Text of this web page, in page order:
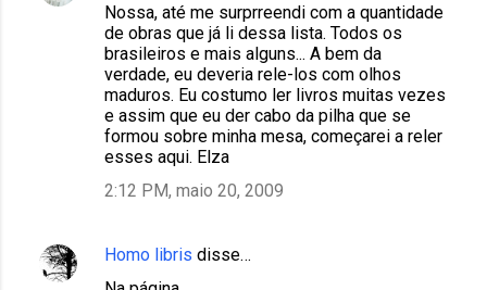
Nossa, até me surprreendi com a quantidade
de obras que já li dessa lista. Todos os
brasileiros e mais alguns... A bem da
verdade, eu deveria rele-los com olhos
maduros. Eu costumo ler livros muitas vezes
e assim que eu der cabo da pilha que se
formou sobre minha mesa, começarei a reler
esses aqui. Elza
2:12 PM, maio 20, 2009
Homo libris disse…